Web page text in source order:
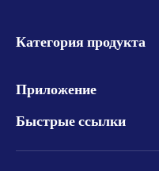
Категория продукта
Приложение
Быстрые ссылки